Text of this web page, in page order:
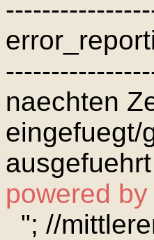
naechten
eingefuegt/
powered
"; //